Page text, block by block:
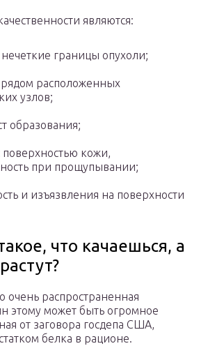
являются:
границы опухоли;
расположенных
узлов;
образования;
поверхностью кожи,
при прощупывании;
и изъязвления на поверхности
что качаешься, а
очень распространенная
этому может быть огромное
от заговора госдепа США,
белка в рационе.